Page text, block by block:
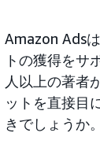
Amazon Ads
トの獲得を
人以上の著者
ットを直接目
きでしょうか。